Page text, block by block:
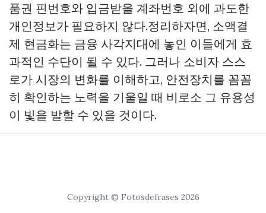
품권 핀번호와 입금받을 계좌번호 외에 과도한
개인정보가 필요하지 않다.정리하자면, 소액결
제 현금화는 금융 사각지대에 놓인 이들에게 효
과적인 수단이 될 수 있다. 그러나 소비자 스스
로가 시장의 변화를 이해하고, 안전장치를 꼼꼼
히 확인하는 노력을 기울일 때 비로소 그 유용성
이 빛을 발할 수 있을 것이다.
Copyright © Fotosdefrases 2026